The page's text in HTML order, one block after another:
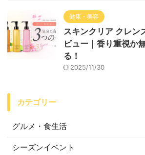
健康・美容
スキンクリア クレン
ビュー｜香り重視か
る！
2025/11/30
カテゴリー
グルメ・食生活
シーズンイベント